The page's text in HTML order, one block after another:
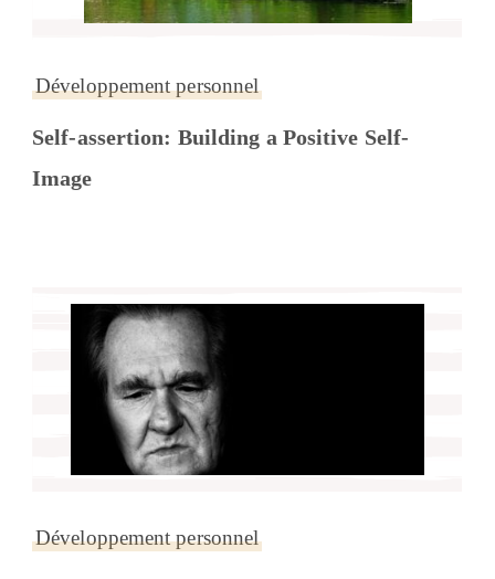
Développement personnel
Self-assertion: Building a Positive Self-
Image
Développement personnel